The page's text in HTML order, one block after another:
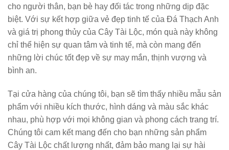
cho người thân, bạn bè hay đối tác trong những dịp đặc
biệt. Với sự kết hợp giữa vẻ đẹp tinh tế của Đá Thạch Anh
và giá trị phong thủy của Cây Tài Lộc, món quà này không
chỉ thể hiện sự quan tâm và tinh tế, mà còn mang đến
những lời chúc tốt đẹp về sự may mắn, thịnh vượng và
bình an.
Tại cửa hàng của chúng tôi, bạn sẽ tìm thấy nhiều mẫu sản
phẩm với nhiều kích thước, hình dáng và màu sắc khác
nhau, phù hợp với mọi không gian và phong cách trang trí.
Chúng tôi cam kết mang đến cho bạn những sản phẩm
Cây Tài Lộc chất lượng nhất, đảm bảo mang lại sự hài